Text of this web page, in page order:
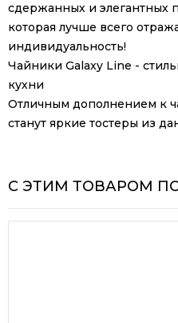
сдержанных и элегантных
которая лучше всего
индивидуальность!
Чайники Galaxy Line -
кухни
Отличным дополнением к
станут яркие тостеры из
С ЭТИМ ТОВАРОМ